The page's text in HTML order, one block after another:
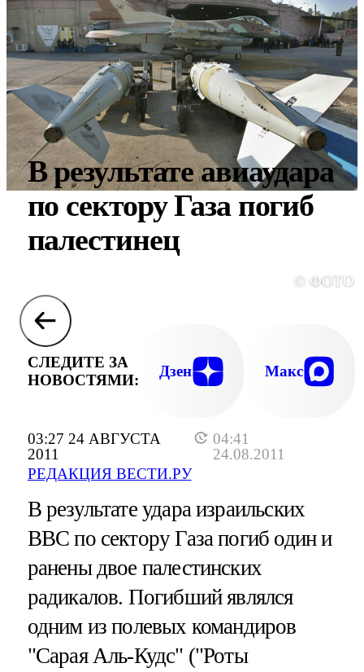
03:27 24 АВГУСТА
2011
04:41
24.08.2011
РЕДАКЦИЯ ВЕСТИ.РУ
В результате авиаудара
по сектору Газа погиб
палестинец
© ФОТО
СЛЕДИТЕ ЗА
НОВОСТЯМИ:
Дзен Макс
В результате удара израильских
ВВС по сектору Газа погиб один и
ранены двое палестинских
радикалов. Погибший являлся
одним из полевых командиров
"Сарая Аль-Кудс" ("Роты